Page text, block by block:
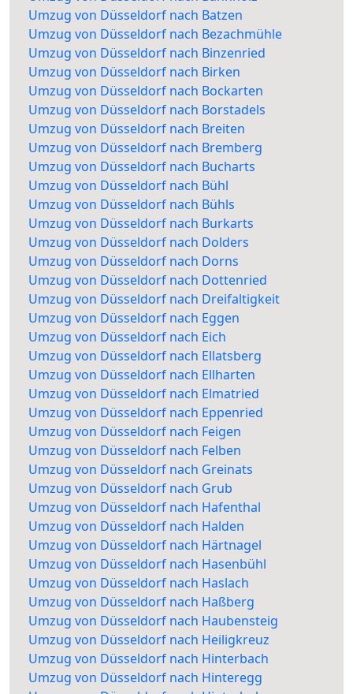
Umzug von Düsseldorf nach Batzen
Umzug von Düsseldorf nach Bezachmühle
Umzug von Düsseldorf nach Binzenried
Umzug von Düsseldorf nach Birken
Umzug von Düsseldorf nach Bockarten
Umzug von Düsseldorf nach Borstadels
Umzug von Düsseldorf nach Breiten
Umzug von Düsseldorf nach Bremberg
Umzug von Düsseldorf nach Bucharts
Umzug von Düsseldorf nach Bühl
Umzug von Düsseldorf nach Bühls
Umzug von Düsseldorf nach Burkarts
Umzug von Düsseldorf nach Dolders
Umzug von Düsseldorf nach Dorns
Umzug von Düsseldorf nach Dottenried
Umzug von Düsseldorf nach Dreifaltigkeit
Umzug von Düsseldorf nach Eggen
Umzug von Düsseldorf nach Eich
Umzug von Düsseldorf nach Ellatsberg
Umzug von Düsseldorf nach Ellharten
Umzug von Düsseldorf nach Elmatried
Umzug von Düsseldorf nach Eppenried
Umzug von Düsseldorf nach Feigen
Umzug von Düsseldorf nach Felben
Umzug von Düsseldorf nach Greinats
Umzug von Düsseldorf nach Grub
Umzug von Düsseldorf nach Hafenthal
Umzug von Düsseldorf nach Halden
Umzug von Düsseldorf nach Härtnagel
Umzug von Düsseldorf nach Hasenbühl
Umzug von Düsseldorf nach Haslach
Umzug von Düsseldorf nach Haßberg
Umzug von Düsseldorf nach Haubensteig
Umzug von Düsseldorf nach Heiligkreuz
Umzug von Düsseldorf nach Hinterbach
Umzug von Düsseldorf nach Hinteregg